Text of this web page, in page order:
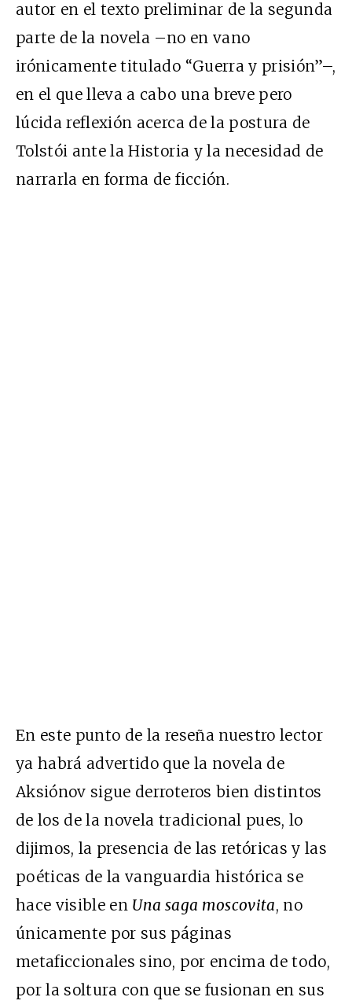
autor en el texto preliminar de la segunda
parte de la novela –no en vano
irónicamente titulado “Guerra y prisión”–,
en el que lleva a cabo una breve pero
lúcida reflexión acerca de la postura de
Tolstói ante la Historia y la necesidad de
narrarla en forma de ficción.
En este punto de la reseña nuestro lector
ya habrá advertido que la novela de
Aksiónov sigue derroteros bien distintos
de los de la novela tradicional pues, lo
dijimos, la presencia de las retóricas y las
poéticas de la vanguardia histórica se
hace visible en Una saga moscovita, no
únicamente por sus páginas
metaficcionales sino, por encima de todo,
por la soltura con que se fusionan en sus